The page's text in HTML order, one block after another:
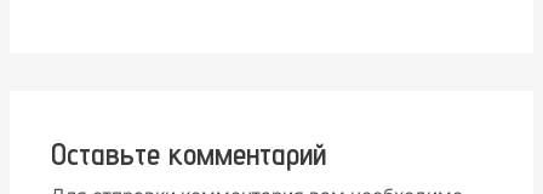
Оставьте комментарий